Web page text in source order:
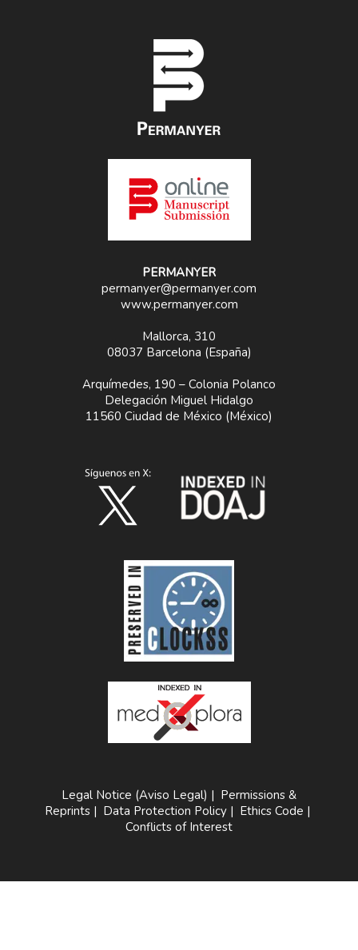
PERMANYER
permanyer@permanyer.com
www.permanyer.com
Mallorca, 310
08037 Barcelona (España)
Arquímedes, 190 – Colonia Polanco
Delegación Miguel Hidalgo
11560 Ciudad de México (México)
Legal Notice (Aviso Legal) | Permissions &
Reprints | Data Protection Policy | Ethics Code |
Conflicts of Interest